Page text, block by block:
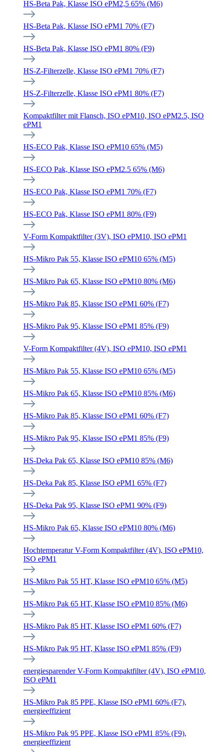
HS-Beta Pak, Klasse ISO ePM2,5 65% (M6)
HS-Beta Pak, Klasse ISO ePM1 70% (F7)
HS-Beta Pak, Klasse ISO ePM1 80% (F9)
HS-Z-Filterzelle, Klasse ISO ePM1 70% (F7)
HS-Z-Filterzelle, Klasse ISO ePM1 80% (F7)
Kompaktfilter mit Flansch, ISO ePM10, ISO ePM2.5, ISO
ePM1
HS-ECO Pak, Klasse ISO ePM10 65% (M5)
HS-ECO Pak, Klasse ISO ePM2.5 65% (M6)
HS-ECO Pak, Klasse ISO ePM1 70% (F7)
HS-ECO Pak, Klasse ISO ePM1 80% (F9)
V-Form Kompaktfilter (3V), ISO ePM10, ISO ePM1
HS-Mikro Pak 55, Klasse ISO ePM10 65% (M5)
HS-Mikro Pak 65, Klasse ISO ePM10 80% (M6)
HS-Mikro Pak 85, Klasse ISO ePM1 60% (F7)
HS-Mikro Pak 95, Klasse ISO ePM1 85% (F9)
V-Form Kompaktfilter (4V), ISO ePM10, ISO ePM1
HS-Mikro Pak 55, Klasse ISO ePM10 65% (M5)
HS-Mikro Pak 65, Klasse ISO ePM10 85% (M6)
HS-Mikro Pak 85, Klasse ISO ePM1 60% (F7)
HS-Mikro Pak 95, Klasse ISO ePM1 85% (F9)
HS-Deka Pak 65, Klasse ISO ePM10 85% (M6)
HS-Deka Pak 85, Klasse ISO ePM1 65% (F7)
HS-Deka Pak 95, Klasse ISO ePM1 90% (F9)
HS-Mikro Pak 65, Klasse ISO ePM10 80% (M6)
Hochtemperatur V-Form Kompaktfilter (4V), ISO ePM10,
ISO ePM1
HS-Mikro Pak 55 HT, Klasse ISO ePM10 65% (M5)
HS-Mikro Pak 65 HT, Klasse ISO ePM10 85% (M6)
HS-Mikro Pak 85 HT, Klasse ISO ePM1 60% (F7)
HS-Mikro Pak 95 HT, Klasse ISO ePM1 85% (F9)
energiesparender V-Form Kompaktfilter (4V), ISO ePM10,
ISO ePM1
HS-Mikro Pak 85 PPE, Klasse ISO ePM1 60% (F7),
energieeffizient
HS-Mikro Pak 95 PPE, Klasse ISO ePM1 85% (F9),
energieeffizient